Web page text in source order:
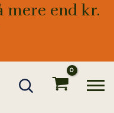
mere end kr.